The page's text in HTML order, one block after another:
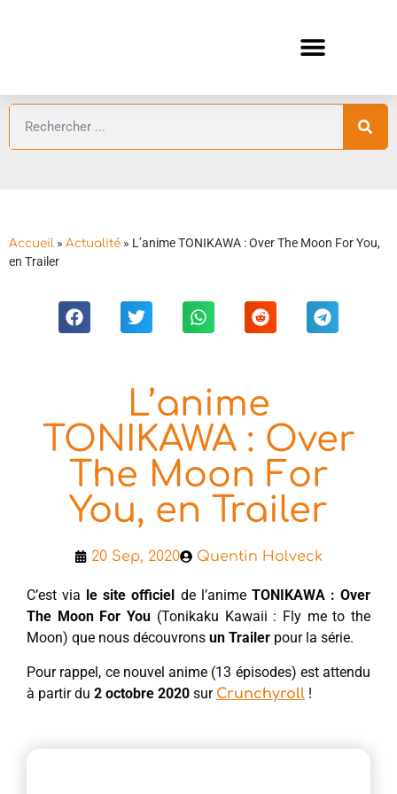
Accueil » Actualité » L’anime TONIKAWA : Over The Moon For You,
en Trailer
L’anime
TONIKAWA : Over
The Moon For
You, en Trailer
20 Sep, 2020 Quentin Holveck
C’est via le site officiel de l’anime TONIKAWA : Over
The Moon For You (Tonikaku Kawaii : Fly me to the
Moon) que nous découvrons un Trailer pour la série.
Pour rappel, ce nouvel anime (13 épisodes) est attendu
à partir du 2 octobre 2020 sur Crunchyroll !